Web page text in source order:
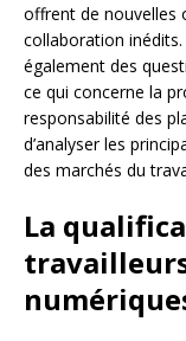
offrent de nouvelles
collaboration
également des
ce qui concerne la
responsabilité des
d’analyser les
des marchés du
La